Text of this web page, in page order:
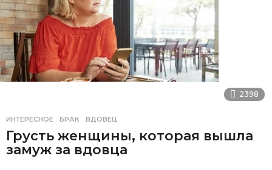
2398
ИНТЕРЕСНОЕ БРАК ,ВДОВЕЦ
Грусть женщины, которая вышла
замуж за вдовца